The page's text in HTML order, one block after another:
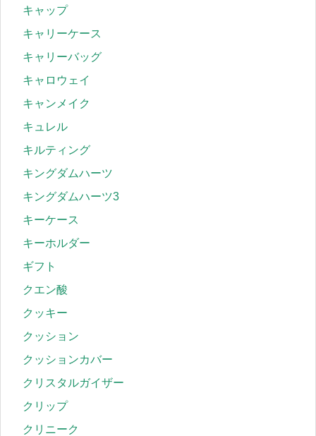
キャップ
キャリーケース
キャリーバッグ
キャロウェイ
キャンメイク
キュレル
キルティング
キングダムハーツ
キングダムハーツ3
キーケース
キーホルダー
ギフト
クエン酸
クッキー
クッション
クッションカバー
クリスタルガイザー
クリップ
クリニーク